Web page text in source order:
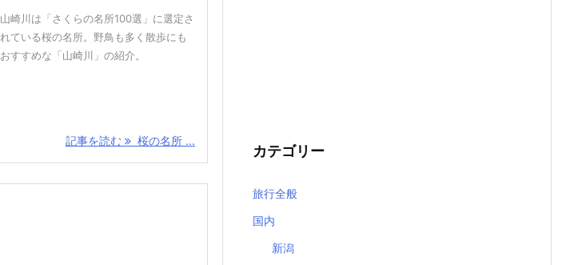
山崎川は「さくらの名所100選」に選定さ
れている桜の名所。野鳥も多く散歩にも
おすすめな「山崎川」の紹介。
記事を読む 桜の名所 ...
カテゴリー
旅行全般
国内
新潟